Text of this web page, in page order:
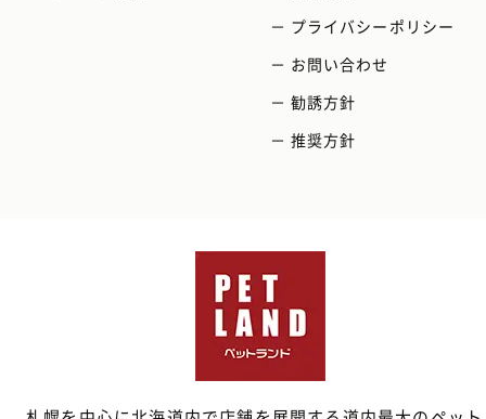
－ プライバシーポリシー
－ お問い合わせ
－ 勧誘方針
－ 推奨方針